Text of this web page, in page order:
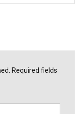
Required fields